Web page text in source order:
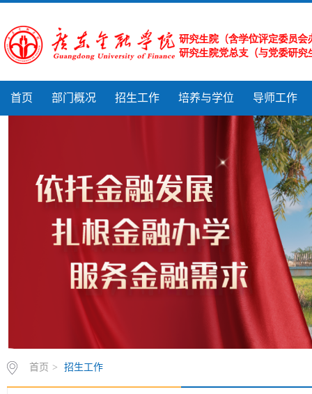
首页 部门概况 招生工作 培养与学位 导师工作
首页 > 招生工作